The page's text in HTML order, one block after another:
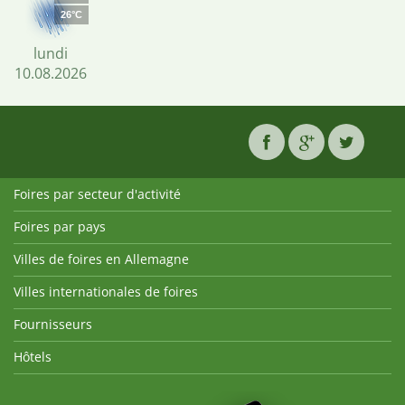
26°C
lundi
10.08.2026
Foires par secteur d'activité
Foires par pays
Villes de foires en Allemagne
Villes internationales de foires
Fournisseurs
Hôtels